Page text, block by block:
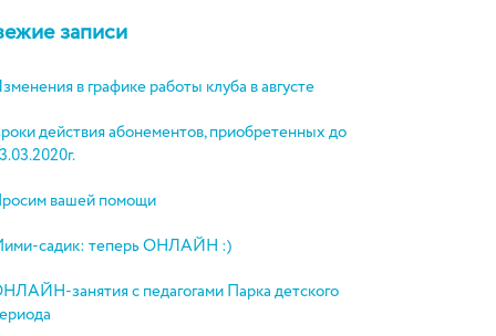
записи
в графике работы клуба в августе
действия абонементов, приобретенных до
вашей помощи
садик: теперь ОНЛАЙН :)
занятия с педагогами Парка детского